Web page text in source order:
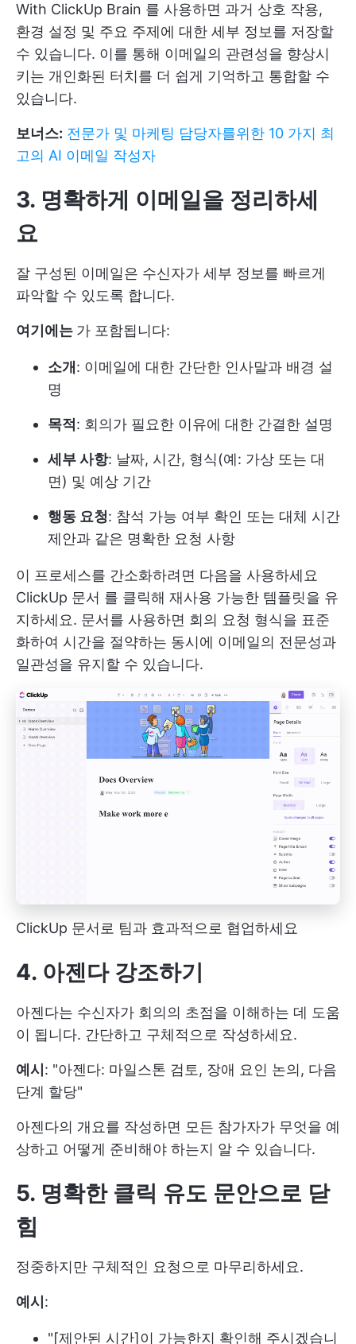
With ClickUp Brain 를 사용하면 과거 상호 작용,
환경 설정 및 주요 주제에 대한 세부 정보를 저장할
수 있습니다. 이를 통해 이메일의 관련성을 향상시
키는 개인화된 터치를 더 쉽게 기억하고 통합할 수
있습니다.
보너스: 전문가 및 마케팅 담당자를위한 10 가지 최
고의 AI 이메일 작성자
3. 명확하게 이메일을 정리하세
요
잘 구성된 이메일은 수신자가 세부 정보를 빠르게
파악할 수 있도록 합니다.
여기에는 가 포함됩니다:
소개 : 이메일에 대한 간단한 인사말과 배경 설
명
목적 : 회의가 필요한 이유에 대한 간결한 설명
세부 사항: 날짜, 시간, 형식(예: 가상 또는 대
면) 및 예상 기간
행동 요청: 참석 가능 여부 확인 또는 대체 시간
제안과 같은 명확한 요청 사항
이 프로세스를 간소화하려면 다음을 사용하세요
ClickUp 문서 를 클릭해 재사용 가능한 템플릿을 유
지하세요. 문서를 사용하면 회의 요청 형식을 표준
화하여 시간을 절약하는 동시에 이메일의 전문성과
일관성을 유지할 수 있습니다.
ClickUp 문서로 팀과 효과적으로 협업하세요
4. 아젠다 강조하기
아젠다는 수신자가 회의의 초점을 이해하는 데 도움
이 됩니다. 간단하고 구체적으로 작성하세요.
예시 : "아젠다: 마일스톤 검토, 장애 요인 논의, 다음
단계 할당"
아젠다의 개요를 작성하면 모든 참가자가 무엇을 예
상하고 어떻게 준비해야 하는지 알 수 있습니다.
5. 명확한 클릭 유도 문안으로 닫
힘
정중하지만 구체적인 요청으로 마무리하세요.
예시 :
"[제안된 시간]이 가능한지 확인해 주시겠습니